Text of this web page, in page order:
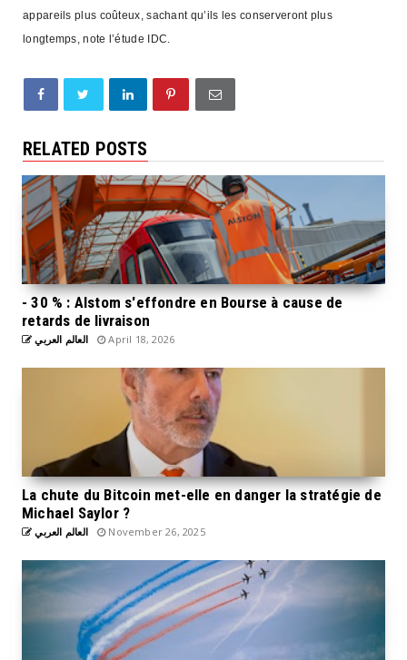
appareils plus coûteux, sachant qu’ils les conserveront plus
longtemps,note l’étude IDC.
RELATED POSTS
- 30 % : Alstom s'effondre en Bourse à cause de
retards de livraison
العالم العربي April 18, 2026
La chute du Bitcoin met-elle en danger la stratégie de
Michael Saylor ?
العالم العربي November 26, 2025